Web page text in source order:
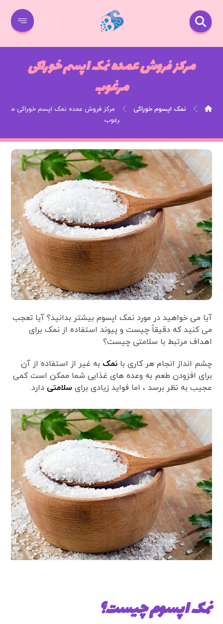
مرکز فروش عمده نمک اپسم خوراکی
مرغوب
نمک اپسوم خوراکی
مرکز فروش عمده نمک اپسم خوراکی م
رغوب
آیا می خواهید در مورد نمک اپسوم بیشتر بدانید؟ آیا تعجب
می کنید که دقیقاً چیست و پیوند استفاده از نمک برای
اهداف مرتبط با سلامتی چیست؟
چشم انداز انجام هر کاری بانمک به غیر از استفاده از آن
برای افزودن طعم به وعده های غذایی شما ممکن است کمی
عجیب به نظر برسد ، اما فواید زیادی برای سلامتی دارد.
نمک اپسوم چیست؟